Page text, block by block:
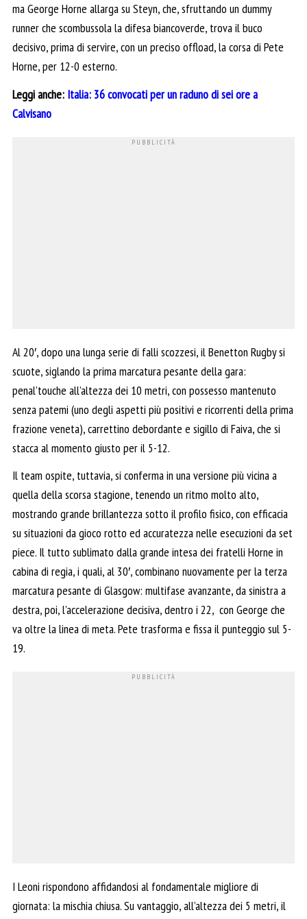
ma George Horne allarga su Steyn, che, sfruttando un dummy
runner che scombussola la difesa biancoverde, trova il buco
decisivo, prima di servire, con un preciso offload, la corsa di Pete
Horne, per 12-0 esterno.
Leggi anche: Italia: 36 convocati per un raduno di sei ore a
Calvisano
Al 20′, dopo una lunga serie di falli scozzesi, il Benetton Rugby si
scuote, siglando la prima marcatura pesante della gara:
penal’touche all’altezza dei 10 metri, con possesso mantenuto
senza patemi (uno degli aspetti più positivi e ricorrenti della prima
frazione veneta), carrettino debordante e sigillo di Faiva, che si
stacca al momento giusto per il 5-12.
Il team ospite, tuttavia, si conferma in una versione più vicina a
quella della scorsa stagione, tenendo un ritmo molto alto,
mostrando grande brillantezza sotto il profilo fisico, con efficacia
su situazioni da gioco rotto ed accuratezza nelle esecuzioni da set
piece. Il tutto sublimato dalla grande intesa dei fratelli Horne in
cabina di regia, i quali, al 30′, combinano nuovamente per la terza
marcatura pesante di Glasgow: multifase avanzante, da sinistra a
destra, poi, l’accelerazione decisiva, dentro i 22, con George che
va oltre la linea di meta. Pete trasforma e fissa il punteggio sul 5-
19.
I Leoni rispondono affidandosi al fondamentale migliore di
giornata: la mischia chiusa. Su vantaggio, all’altezza dei 5 metri, il